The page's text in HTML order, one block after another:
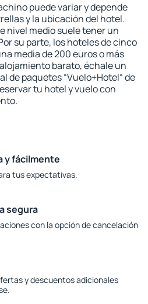
puede variar y depende
y la ubicación del hotel.
nivel medio suele tener un
su parte, los hoteles de cinco
media de 200 euros o más
barato, échale un
de paquetes “Vuelo+Hotel“ de
tu hotel y vuelo con
y fácilmente
tus expectativas.
segura
con la opción de cancelación
y descuentos adicionales